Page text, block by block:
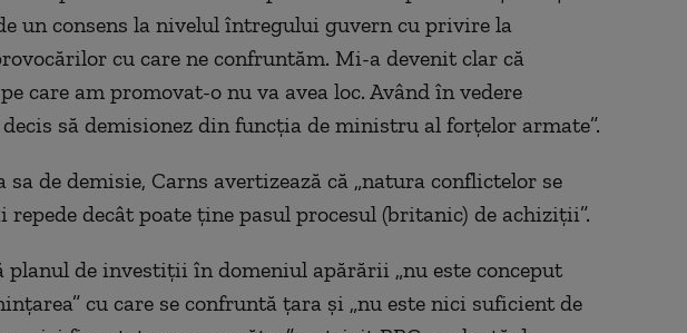
un consens la nivelul întregului guvern cu privire la
cu care ne confruntăm. Mi-a devenit clar că
care am promovat-o nu va avea loc. Având în vedere
să demisionez din funcţia de ministru al forţelor armate”.
sa de demisie, Carns avertizează că „natura conflictelor se
repede decât poate ţine pasul procesul (britanic) de achiziţii”.
planul de investiţii în domeniul apărării „nu este conceput
cu care se confruntă ţara şi „nu este nici suficient de